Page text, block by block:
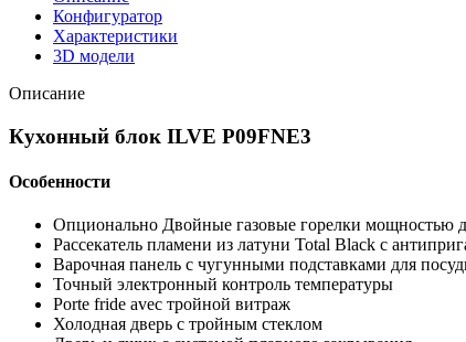
Конфигуратор
Характеристики
3D модели
Описание
Кухонный блок ILVE P09FNE3
Особенности
Опционально Двойные газовые горелки мощностью
Рассекатель пламени из латуни Total Black с
Варочная панель с чугунными подставками для
Точный электронный контроль температуры
Porte fride avec тройной витраж
Холодная дверь с тройным стеклом